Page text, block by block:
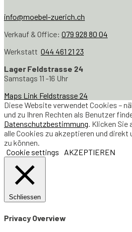
info@moebel-zuerich.ch
Verkauf & Office: 079 928 80 04
Werkstatt 044 461 21 23
Lager Feldstrasse 24
Samstags 11 -16 Uhr
Maps Link Feldstrasse 24
Diese Website verwendet Cookies –
und zu Ihren Rechten als Benutzer
Datenschutzbestimmung. Klicken Sie
alle Cookies zu akzeptieren und direkt
zu können.
Cookie settings
AKZEPTIEREN
Schliessen
Privacy Overview